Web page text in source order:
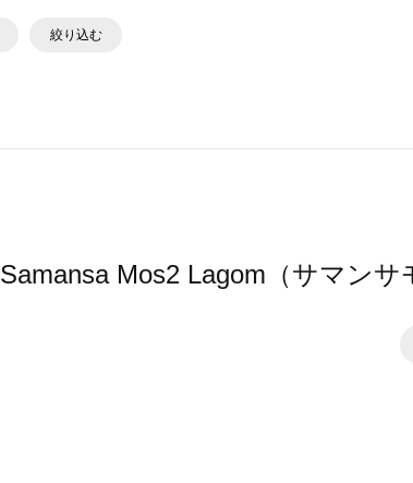
絞り込む
Samansa Mos2 Lagom（サマン